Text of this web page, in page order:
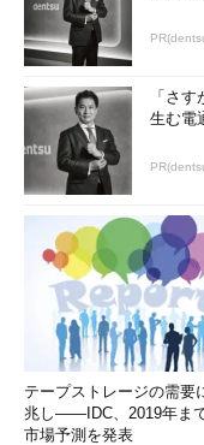
「さ
生む電
テープストレージの需要
兆し――IDC、2019年ま
市場予測を発表